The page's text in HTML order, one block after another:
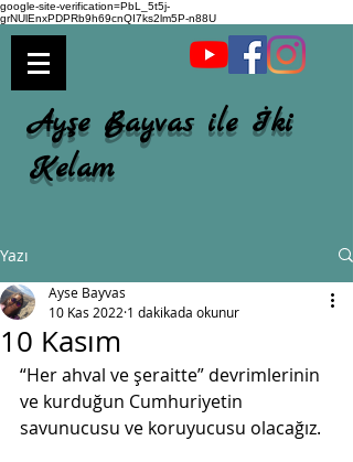
google-site-verification=PbL_5t5j-
grNUlEnxPDPRb9h69cnQI7ks2lm5P-n88U
Ayşe Bayvas ile İki
Kelam
Yazı
10 Kasım
Ayse Bayvas
10 Kas 2022 1 dakikada okunur
“Her ahval ve şeraitte” devrimlerinin
ve kurduğun Cumhuriyetin
savunucusu ve koruyucusu olacağız.